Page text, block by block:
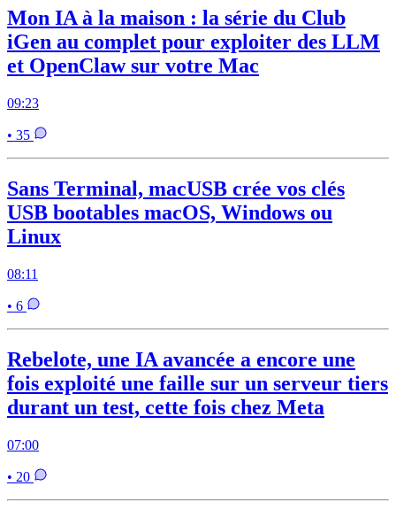
Mon IA à la maison : la série du Club
iGen au complet pour exploiter des LLM
et OpenClaw sur votre Mac
09:23
• 35
Sans Terminal, macUSB crée vos clés
USB bootables macOS, Windows ou
Linux
08:11
• 6
Rebelote, une IA avancée a encore une
fois exploité une faille sur un serveur tiers
durant un test, cette fois chez Meta
07:00
• 20